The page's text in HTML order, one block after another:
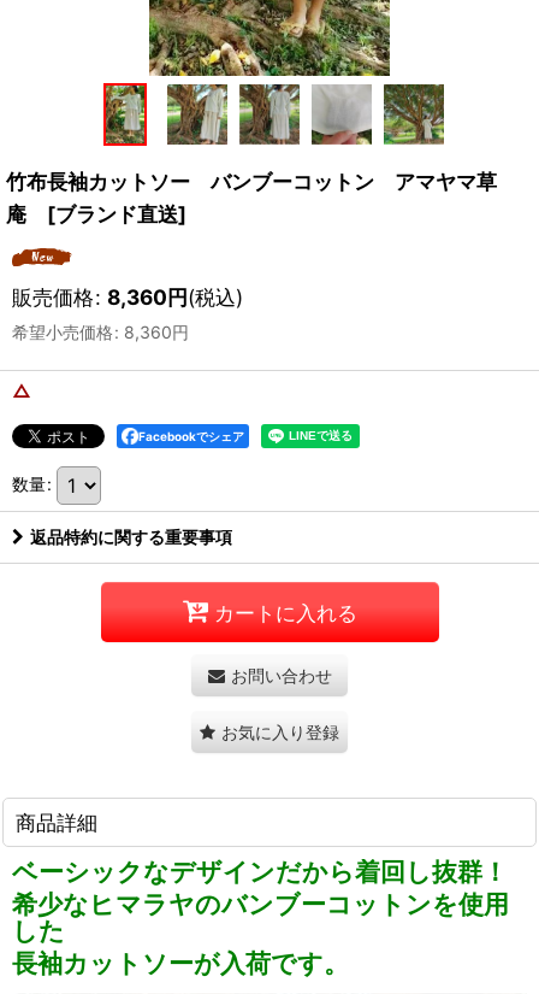
竹布長袖カットソー バンブーコットン アマヤマ草
庵 [ブランド直送]
販売価格: 8,360円(税込)
希望小売価格: 8,360円
△
Facebookでシェア
数量:
返品特約に関する重要事項
カートに入れる
お問い合わせ
お気に入り登録
商品詳細
ベーシックなデザインだから着回し抜群！
希少なヒマラヤのバンブーコットンを使用
した
長袖カットソーが入荷です。